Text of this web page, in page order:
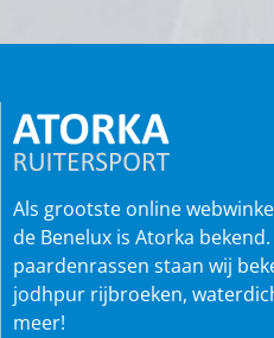
Als grootste online
de Benelux is Atorka
paardenrassen staan wij
jodhpur rijbroeken,
meer!